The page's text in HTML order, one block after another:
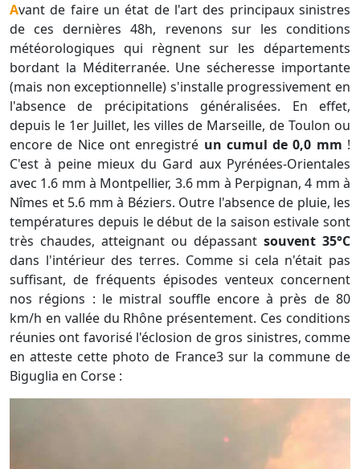
Avant de faire un état de l'art des principaux sinistres
de ces dernières 48h, revenons sur les conditions
météorologiques qui règnent sur les départements
bordant la Méditerranée. Une sécheresse importante
(mais non exceptionnelle) s'installe progressivement en
l'absence de précipitations généralisées. En effet,
depuis le 1er Juillet, les villes de Marseille, de Toulon ou
encore de Nice ont enregistré un cumul de 0,0 mm !
C'est à peine mieux du Gard aux Pyrénées-Orientales
avec 1.6 mm à Montpellier, 3.6 mm à Perpignan, 4 mm à
Nîmes et 5.6 mm à Béziers. Outre l'absence de pluie, les
températures depuis le début de la saison estivale sont
très chaudes, atteignant ou dépassant souvent 35°C
dans l'intérieur des terres. Comme si cela n'était pas
suffisant, de fréquents épisodes venteux concernent
nos régions : le mistral souffle encore à près de 80
km/h en vallée du Rhône présentement. Ces conditions
réunies ont favorisé l'éclosion de gros sinistres, comme
en atteste cette photo de France3 sur la commune de
Biguglia en Corse :